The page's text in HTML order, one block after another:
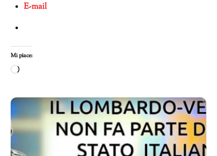
E-mail
Mi piace:
Caricamento
corso…